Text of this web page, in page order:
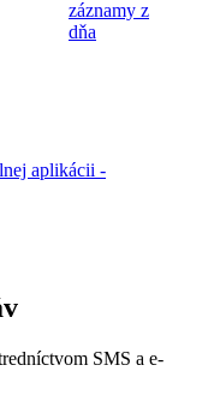
záznamy z
dňa
aplikácii -
SMS a e-